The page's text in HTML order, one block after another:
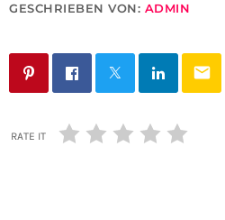
GESCHRIEBEN VON: ADMIN
email
RATE IT